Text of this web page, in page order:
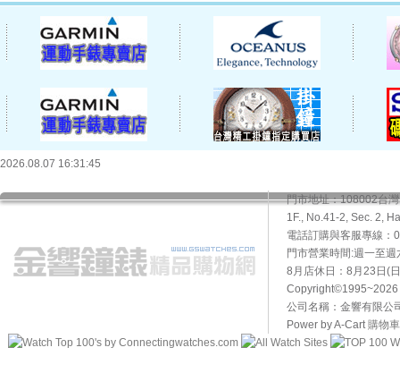
2026.08.07 16:31:45
門市地址：108002台
1F., No.41-2, Sec. 2,
電話訂購與客服專線
門市營業時間:週一至
8月店休日：8月23日(
Copyright©1995~2026
公司名稱：金響有限公
Power by A-Cart 購物車